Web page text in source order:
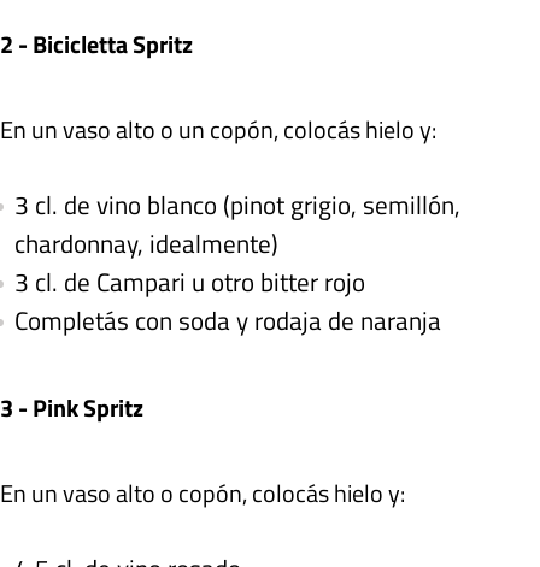
2 - Bicicletta Spritz
En un vaso alto o un copón, colocás hielo y:
3 cl. de vino blanco (pinot grigio, semillón,
chardonnay, idealmente)
3 cl. de Campari u otro bitter rojo
Completás con soda y rodaja de naranja
3 - Pink Spritz
En un vaso alto o copón, colocás hielo y: